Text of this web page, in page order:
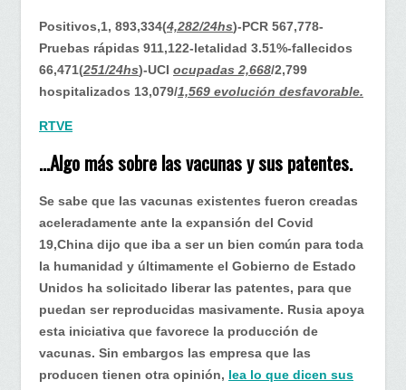
Positivos,1, 893,334(4,282/24hs)-PCR 567,778-
Pruebas rápidas 911,122-letalidad 3.51%-fallecidos
66,471(251/24hs)-UCI ocupadas 2,668/2,799
hospitalizados 13,079/1,569 evolución desfavorable.
RTVE
…Algo más sobre las vacunas y sus patentes.
Se sabe que las vacunas existentes fueron creadas
aceleradamente ante la expansión del Covid
19,China dijo que iba a ser un bien común para toda
la humanidad y últimamente el Gobierno de Estado
Unidos ha solicitado liberar las patentes, para que
puedan ser reproducidas masivamente. Rusia apoya
esta iniciativa que favorece la producción de
vacunas. Sin embargos las empresa que las
producen tienen otra opinión, lea lo que dicen sus